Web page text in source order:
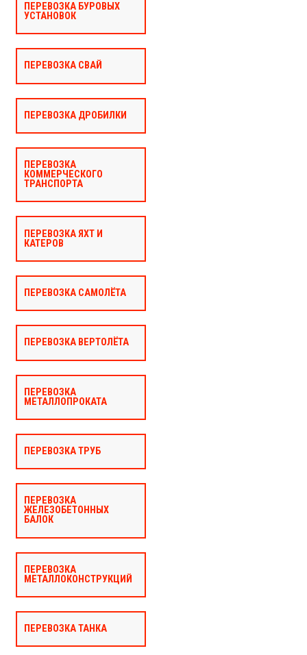
ПЕРЕВОЗКА БУРОВЫХ
УСТАНОВОК
ПЕРЕВОЗКА СВАЙ
ПЕРЕВОЗКА ДРОБИЛКИ
ПЕРЕВОЗКА
КОММЕРЧЕСКОГО
ТРАНСПОРТА
ПЕРЕВОЗКА ЯХТ И
КАТЕРОВ
ПЕРЕВОЗКА САМОЛЁТА
ПЕРЕВОЗКА ВЕРТОЛЁТА
ПЕРЕВОЗКА
МЕТАЛЛОПРОКАТА
ПЕРЕВОЗКА ТРУБ
ПЕРЕВОЗКА
ЖЕЛЕЗОБЕТОННЫХ
БАЛОК
ПЕРЕВОЗКА
МЕТАЛЛОКОНСТРУКЦИЙ
ПЕРЕВОЗКА ТАНКА